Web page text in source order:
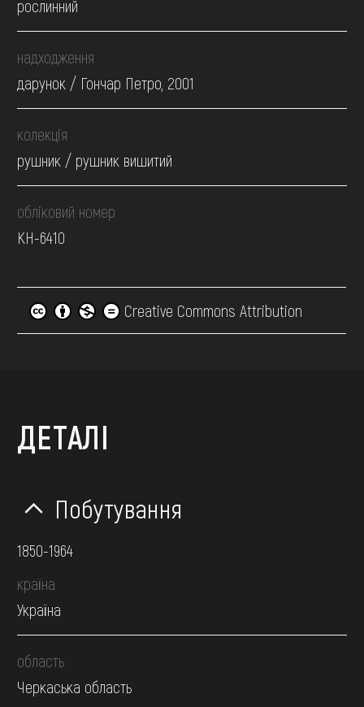
рослинний
надходження
дарунок / Гончар Петро, 2001
колекція
рушник / рушник вишитий
обліковий номер
КН-6410
Creative Commons Attribution
ДЕТАЛІ
Побутування
1850-1964
країна
Україна
область
Черкаська область